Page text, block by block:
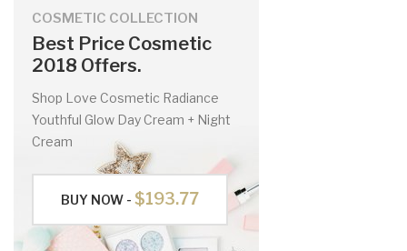
COSMETIC COLLECTION
Best Price Cosmetic
2018 Offers.
Shop Love Cosmetic Radiance
Youthful Glow Day Cream + Night
Cream
BUY NOW - $193.77